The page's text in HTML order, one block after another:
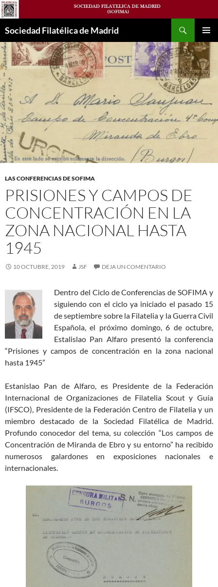
Saltar
al
contenido
Sociedad Filatélica de Madrid
MENÚ
LAS CONFERENCIAS DE SOFIMA
PRISIONES Y CAMPOS DE
CONCENTRACIÓN EN LA
ZONA NACIONAL HASTA
1945
10 OCTUBRE, 2019 JSF DEJA UN COMENTARIO
Dentro del Ciclo de Conferencias de SOFIMA y
siguiendo con el ciclo ya iniciado el pasado 15
de septiembre sobre la Filatelia y la Guerra Civil
Española, el próximo domingo, 6 de octubre,
Estalislao Pan Alfaro presentó la conferencia
“Prisiones y campos de concentración en la zona nacional
hasta 1945”
Estanislao Pan de Alfaro, es Presidente de la Federación
Internacional de Organizaciones de Filatelia Scout y Guía
(IFSCO), Presidente de la Federación Centro de Filatelia y un
miembro destacado de la Sociedad Filatélica de Madrid.
Profundo conocedor del tema, su colección “Los campos de
Concentración de Miranda de Ebro y su entorno” ha recibido
numerosos galardones en exposiciones nacionales e
internacionales.